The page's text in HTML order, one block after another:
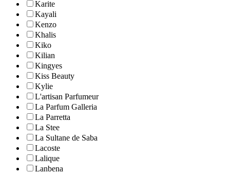
Karite
Kayali
Kenzo
Khalis
Kiko
Kilian
Kingyes
Kiss Beauty
Kylie
L'artisan Parfumeur
La Parfum Galleria
La Parretta
La Stee
La Sultane de Saba
Lacoste
Lalique
Lanbena